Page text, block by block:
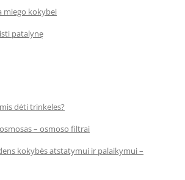
miego kokybei
patalynę
dėti trinkeles?
– osmoso filtrai
kokybės atstatymui ir palaikymui –